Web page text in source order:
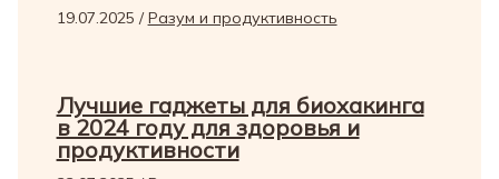
19.07.2025 /Разум и продуктивность
Лучшие гаджеты для биохакинга
в 2024 году для здоровья и
продуктивности